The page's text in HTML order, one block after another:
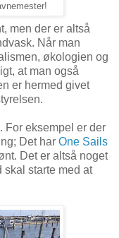
men der er altså
Når man
økologien og
at man også
er hermed givet
For eksempel er der
Det har One Sails
Det er altså noget
skal starte med at